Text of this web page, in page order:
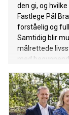
den gi, og
Fastlege Pål
forståelig og
Samtidig blir
målrettede
med